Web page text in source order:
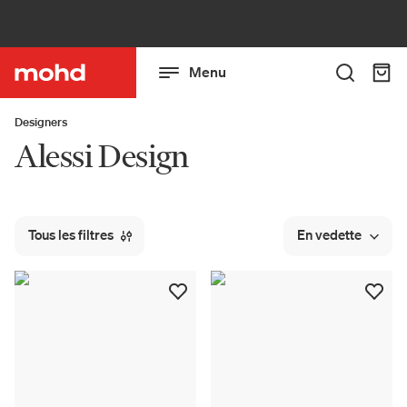
Menu
Designers
Alessi Design
Tous les filtres En vedette